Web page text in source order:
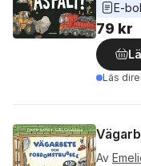
E-
79 kr
Läs
Av